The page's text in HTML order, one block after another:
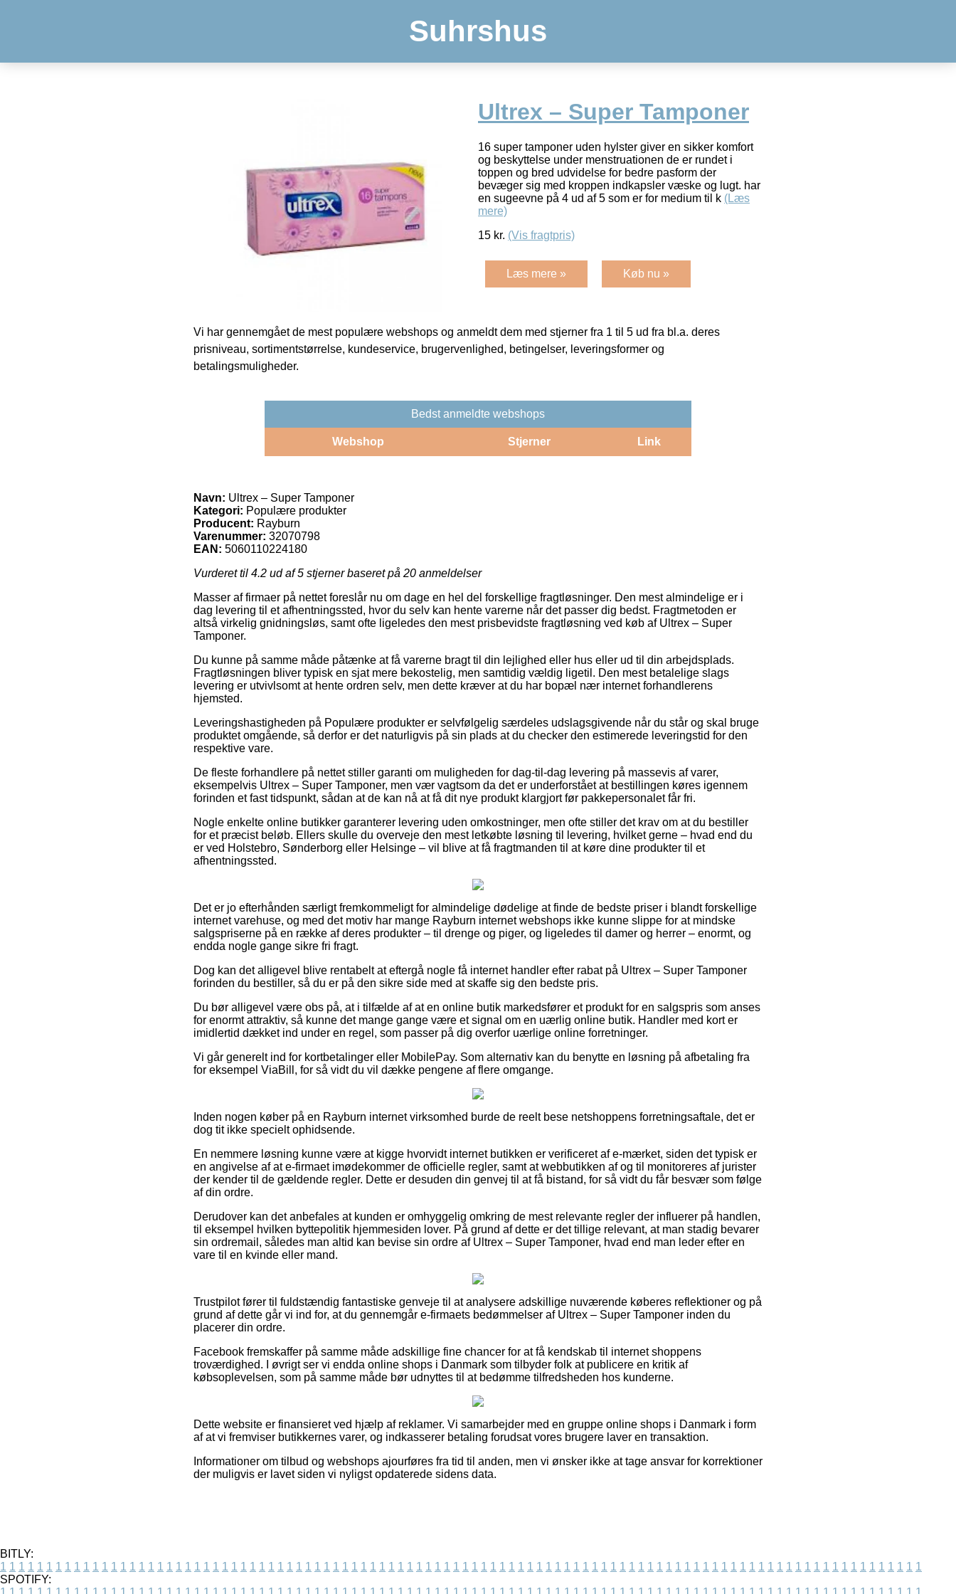
Suhrshus
Ultrex – Super Tamponer
16 super tamponer uden hylster giver en sikker komfort
og beskyttelse under menstruationen de er rundet i
toppen og bred udvidelse for bedre pasform der
bevæger sig med kroppen indkapsler væske og lugt. har
en sugeevne på 4 ud af 5 som er for medium til k (Læs
mere)
15 kr. (Vis fragtpris)
Læs mere » Køb nu »
Vi har gennemgået de mest populære webshops og anmeldt dem med stjerner fra 1 til 5 ud fra bl.a. deres
prisniveau, sortimentstørrelse, kundeservice, brugervenlighed, betingelser, leveringsformer og
betalingsmuligheder.
Bedst anmeldte webshops
Webshop Stjerner Link
Navn: Ultrex – Super Tamponer
Kategori: Populære produkter
Producent: Rayburn
Varenummer: 32070798
EAN: 5060110224180
Vurderet til 4.2 ud af 5 stjerner baseret på 20 anmeldelser
Masser af firmaer på nettet foreslår nu om dage en hel del forskellige fragtløsninger. Den mest almindelige er i
dag levering til et afhentningssted, hvor du selv kan hente varerne når det passer dig bedst. Fragtmetoden er
altså virkelig gnidningsløs, samt ofte ligeledes den mest prisbevidste fragtløsning ved køb af Ultrex – Super
Tamponer.
Du kunne på samme måde påtænke at få varerne bragt til din lejlighed eller hus eller ud til din arbejdsplads.
Fragtløsningen bliver typisk en sjat mere bekostelig, men samtidig vældig ligetil. Den mest betalelige slags
levering er utvivlsomt at hente ordren selv, men dette kræver at du har bopæl nær internet forhandlerens
hjemsted.
Leveringshastigheden på Populære produkter er selvfølgelig særdeles udslagsgivende når du står og skal bruge
produktet omgående, så derfor er det naturligvis på sin plads at du checker den estimerede leveringstid for den
respektive vare.
De fleste forhandlere på nettet stiller garanti om muligheden for dag-til-dag levering på massevis af varer,
eksempelvis Ultrex – Super Tamponer, men vær vagtsom da det er underforstået at bestillingen køres igennem
forinden et fast tidspunkt, sådan at de kan nå at få dit nye produkt klargjort før pakkepersonalet får fri.
Nogle enkelte online butikker garanterer levering uden omkostninger, men ofte stiller det krav om at du bestiller
for et præcist beløb. Ellers skulle du overveje den mest letkøbte løsning til levering, hvilket gerne – hvad end du
er ved Holstebro, Sønderborg eller Helsinge – vil blive at få fragtmanden til at køre dine produkter til et
afhentningssted.
Det er jo efterhånden særligt fremkommeligt for almindelige dødelige at finde de bedste priser i blandt forskellige
internet varehuse, og med det motiv har mange Rayburn internet webshops ikke kunne slippe for at mindske
salgspriserne på en række af deres produkter – til drenge og piger, og ligeledes til damer og herrer – enormt, og
endda nogle gange sikre fri fragt.
Dog kan det alligevel blive rentabelt at eftergå nogle få internet handler efter rabat på Ultrex – Super Tamponer
forinden du bestiller, så du er på den sikre side med at skaffe sig den bedste pris.
Du bør alligevel være obs på, at i tilfælde af at en online butik markedsfører et produkt for en salgspris som anses
for enormt attraktiv, så kunne det mange gange være et signal om en uærlig online butik. Handler med kort er
imidlertid dækket ind under en regel, som passer på dig overfor uærlige online forretninger.
Vi går generelt ind for kortbetalinger eller MobilePay. Som alternativ kan du benytte en løsning på afbetaling fra
for eksempel ViaBill, for så vidt du vil dække pengene af flere omgange.
Inden nogen køber på en Rayburn internet virksomhed burde de reelt bese netshoppens forretningsaftale, det er
dog tit ikke specielt ophidsende.
En nemmere løsning kunne være at kigge hvorvidt internet butikken er verificeret af e-mærket, siden det typisk er
en angivelse af at e-firmaet imødekommer de officielle regler, samt at webbutikken af og til monitoreres af jurister
der kender til de gældende regler. Dette er desuden din genvej til at få bistand, for så vidt du får besvær som følge
af din ordre.
Derudover kan det anbefales at kunden er omhyggelig omkring de mest relevante regler der influerer på handlen,
til eksempel hvilken byttepolitik hjemmesiden lover. På grund af dette er det tillige relevant, at man stadig bevarer
sin ordremail, således man altid kan bevise sin ordre af Ultrex – Super Tamponer, hvad end man leder efter en
vare til en kvinde eller mand.
Trustpilot fører til fuldstændig fantastiske genveje til at analysere adskillige nuværende køberes reflektioner og på
grund af dette går vi ind for, at du gennemgår e-firmaets bedømmelser af Ultrex – Super Tamponer inden du
placerer din ordre.
Facebook fremskaffer på samme måde adskillige fine chancer for at få kendskab til internet shoppens
troværdighed. I øvrigt ser vi endda online shops i Danmark som tilbyder folk at publicere en kritik af
købsoplevelsen, som på samme måde bør udnyttes til at bedømme tilfredsheden hos kunderne.
Dette website er finansieret ved hjælp af reklamer. Vi samarbejder med en gruppe online shops i Danmark i form
af at vi fremviser butikkernes varer, og indkasserer betaling forudsat vores brugere laver en transaktion.
Informationer om tilbud og webshops ajourføres fra tid til anden, men vi ønsker ikke at tage ansvar for korrektioner
der muligvis er lavet siden vi nyligst opdaterede sidens data.
BITLY:
1 1 1 1 1 1 1 1 1 1 1 1 1 1 1 1 1 1 1 1 1 1 1 1 1 1 1 1 1 1 1 1 1 1 1 1 1 1 1 1 1 1 1 1 1 1 1 1 1 1 1 1 1 1 1 1 1 1 1 1 1 1 1 1 1 1 1 1 1 1 1 1 1 1 1 1 1 1 1 1 1 1 1 1 1 1 1 1 1 1 1 1 1 1 1 1 1 1 1 1
SPOTIFY: